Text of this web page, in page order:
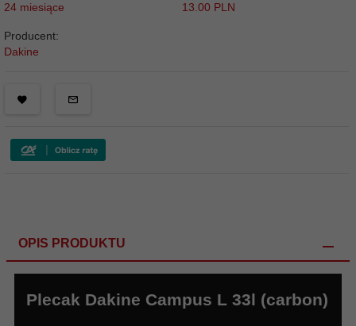
24 miesiące
13.00 PLN
Producent:
Dakine
OPIS PRODUKTU
Plecak Dakine Campus L 33l (carbon)